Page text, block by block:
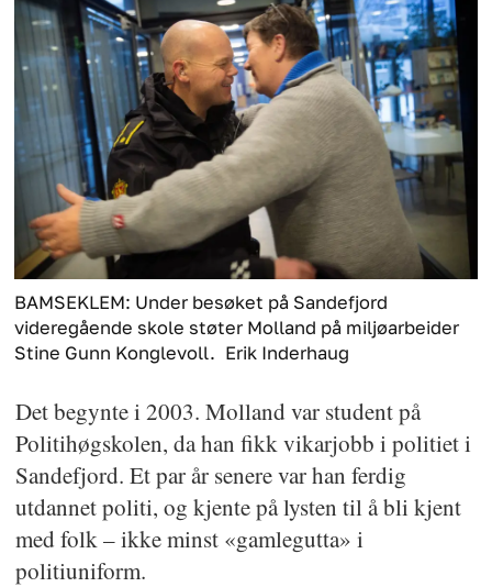
BAMSEKLEM: Under besøket på Sandefjord
videregående skole støter Molland på miljøarbeider
Stine Gunn Konglevoll. Erik Inderhaug
Det begynte i 2003. Molland var student på
Politihøgskolen, da han fikk vikarjobb i politiet i
Sandefjord. Et par år senere var han ferdig
utdannet politi, og kjente på lysten til å bli kjent
med folk – ikke minst «gamlegutta» i
politiuniform.